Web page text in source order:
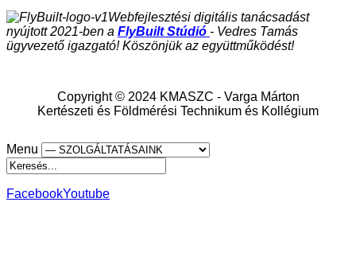
Webfejlesztési digitális tanácsadást
nyújtott 2021-ben a FlyBuilt Stúdió - Vedres Tamás
ügyvezető igazgató! Köszönjük az együttműködést!
Copyright © 2024 KMASZC - Varga Márton
Kertészeti és Földmérési Technikum és Kollégium
Menu
FacebookYoutube